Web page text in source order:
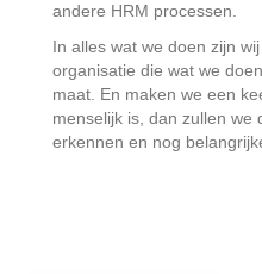
andere HRM processen.
In alles wat we doen zijn
organisatie die wat we
maat. En maken we een
menselijk is, dan zullen we
erkennen en nog